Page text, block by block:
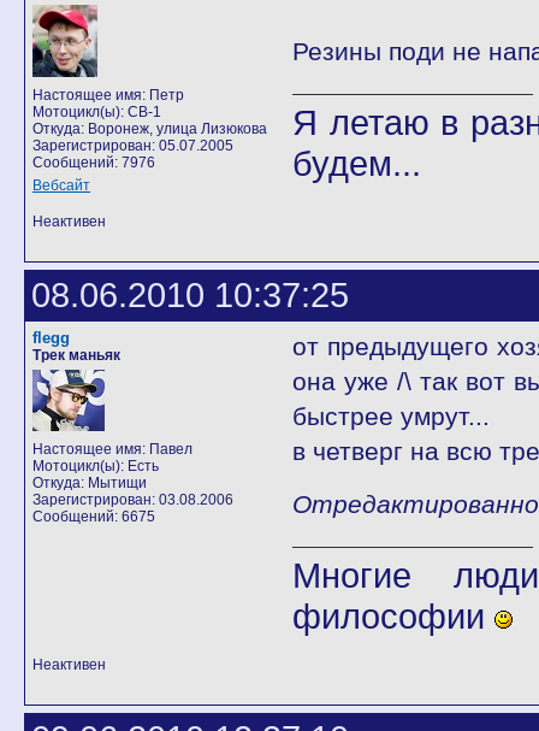
Настоящее имя: Петр
Мотоцикл(ы): CB-1
Откуда: Воронеж, улица Лизюкова
Зарегистрирован: 05.07.2005
Сообщений: 7976
Вебсайт
Резины поди не
Я летаю в
будем...
Неактивен
08.06.2010 10:37:25
flegg
Трек маньяк
Настоящее имя: Павел
Мотоцикл(ы): Есть
Откуда: Мытищи
Зарегистрирован: 03.08.2006
Сообщений: 6675
от предыдущего
она уже /\ так вот
быстрее умрут...
в четверг на всю
Многие
философии
Неактивен